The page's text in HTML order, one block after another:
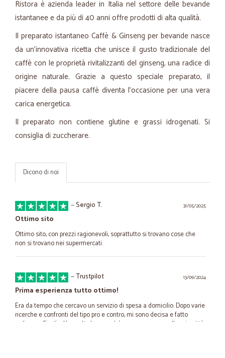
Ristora è azienda leader in Italia nel settore delle bevande
istantanee e da più di 40 anni offre prodotti di alta qualità.
Il preparato istantaneo Caffè & Ginseng per bevande nasce
da un'innovativa ricetta che unisce il gusto tradizionale del
caffè con le proprietà rivitalizzanti del ginseng, una radice di
origine naturale. Grazie a questo speciale preparato, il
piacere della pausa caffè diventa l'occasione per una vera
carica energetica.
Il preparato non contiene glutine e grassi idrogenati. Si
consiglia di zuccherare.
Dicono di noi
31/05/2025
—Sergio T.
Ottimo sito
Ottimo sito, con prezzi ragionevoli, soprattutto si trovano cose che
non si trovano nei supermercati.
13/09/2024
—Trustpilot
Prima esperienza tutto ottimo!
Era da tempo che cercavo un servizio di spesa a domicilio. Dopo varie
ricerche e confronti del tipo pro e contro, mi sono decisa e fatto
ordine su Cicalia. Ho scelto loro perché consegnavano nella mia città,